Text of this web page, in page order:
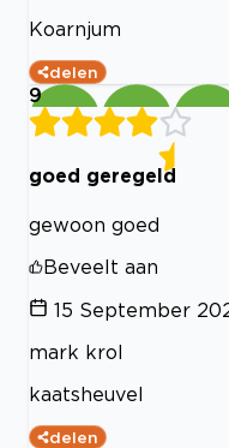
Koarnjum
delen
9
goed geregeld
gewoon goed
Beveelt aan
15 September
mark krol
kaatsheuvel
delen